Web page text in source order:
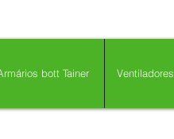
bott Tainer Ventiladores